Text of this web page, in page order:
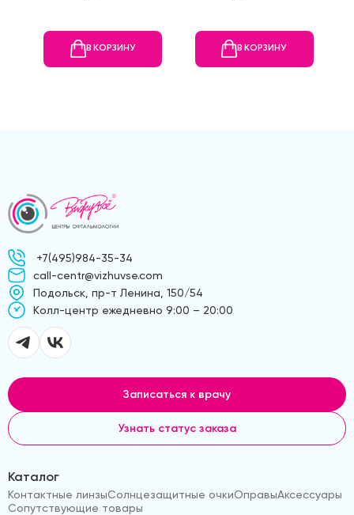
В КОРЗИНУ В КОРЗИНУ
+7(495)984-35-34
call-centr@vizhuvse.com
Подольск, пр-т Ленина, 150/54
Kолл-центр ежедневно 9:00 – 20:00
Записаться к врачу
Узнать статус заказа
Каталог
Контактные линзыСолнцезащитные очкиОправыАксессуары
Сопутствующие товары